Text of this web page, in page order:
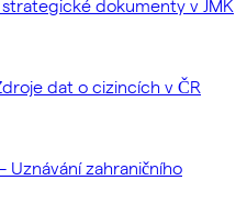
dokumenty v JMK
dat o cizincích v ČR
Uznávání zahraničního